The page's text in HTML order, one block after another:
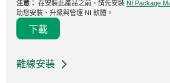
注意：在安裝此產品之前，請先安裝 NI Package
助您安裝、升級與管理 NI 軟體。
下載
離線安裝